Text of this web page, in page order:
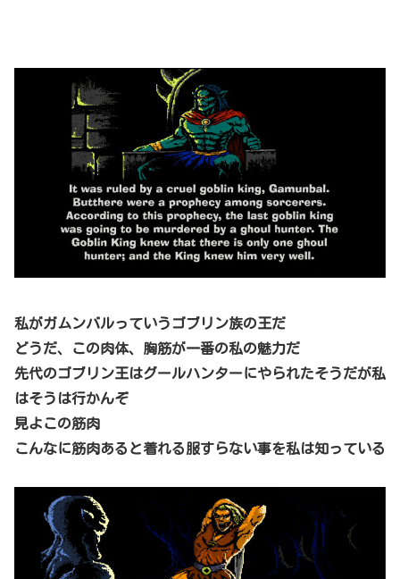
私がガムンバルっていうゴブリン族の王だ
どうだ、この肉体、胸筋が一番の私の魅力だ
先代のゴブリン王はグールハンターにやられたそうだが私
はそうは行かんぞ
見よこの筋肉
こんなに筋肉あると着れる服すらない事を私は知っている